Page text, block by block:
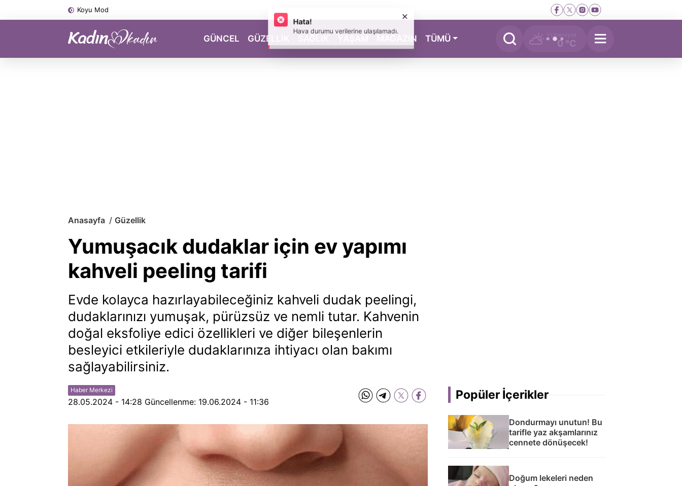
Koyu Mod
GÜNCEL GÜZELLİK MAGAZİN TÜMÜ Yükleniyor
0 °C
Anasayfa Güzellik
Yumuşacık dudaklar için ev yapımı
kahveli peeling tarifi
Evde kolayca hazırlayabileceğiniz kahveli dudak peelingi,
dudaklarınızı yumuşak, pürüzsüz ve nemli tutar. Kahvenin
doğal eksfoliye edici özellikleri ve diğer bileşenlerin
besleyici etkileriyle dudaklarınıza ihtiyacı olan bakımı
sağlayabilirsiniz.
Haber Merkezi
28.05.2024 - 14:28 Güncellenme: 19.06.2024 - 11:36 Popüler İçerikler
Dondurmayı unutun! Bu
tarifle yaz akşamlarınız
cennete dönüşecek!
Doğum lekeleri neden